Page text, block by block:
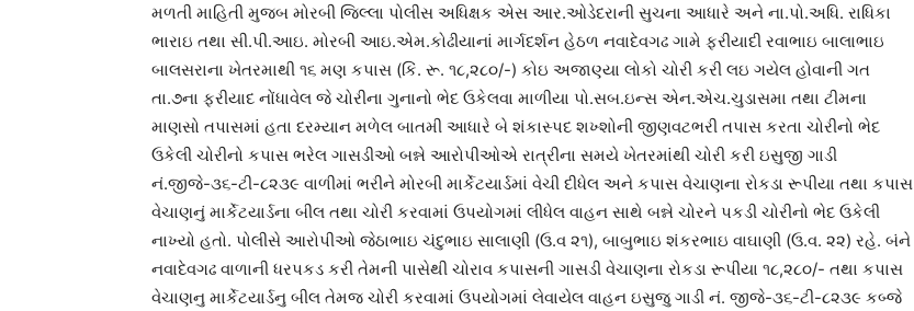
મળતી માહિતી મુજબ મોરબી જિલ્લા પોલીસ અધિક્ષક એસ આર.ઓડેદરાની સુચના આધારે અને ના.પો.અધિ. રાધિકા
ભારાઇ તથા સી.પી.આઇ. મોરબી આઇ.એમ.કોઢીયાનાં માર્ગદર્શન હેઠળ નવાદેવગઢ ગામે ફરીયાદી રવાભાઇ બાલાભાઇ
બાલસરાના ખેતરમાથી ૧૬ મણ કપાસ (કિં. રૂ. ૧૮,૨૮૦/-) કોઇ અજાણ્યા લોકો ચોરી કરી લઇ ગયેલ હોવાની ગત
તા.૭ના ફરીયાદ નોંધાવેલ જે ચોરીના ગુનાનો ભેદ ઉકેલવા માળીયા પો.સબ.ઇન્સ એન.એચ.ચુડાસમા તથા ટીમના
માણસો તપાસમાં હતા દરમ્યાન મળેલ બાતમી આધારે બે શંકાસ્પદ શખ્શોની જીણવટભરી તપાસ કરતા ચોરીનો ભેદ
ઉકેલી ચોરીનો કપાસ ભરેલ ગાસડીઓ બન્ને આરોપીઓએ રાત્રીના સમયે ખેતરમાંથી ચોરી કરી ઇસુજી ગાડી
નં.જીજે-૩૬-ટી-૮૨૩૯ વાળીમાં ભરીને મોરબી માર્કેટયાર્ડમાં વેચી દીધેલ અને કપાસ વેચાણના રોકડા રૂપીયા તથા કપાસ
વેચાણનું માર્કેટયાર્ડના બીલ તથા ચોરી કરવામાં ઉપયોગમાં લીધેલ વાહન સાથે બન્ને ચોરને પકડી ચોરીનો ભેદ ઉકેલી
નાખ્યો હતો. પોલીસે આરોપીઓ જેઠાભાઇ ચંદુભાઇ સાલાણી (ઉ.વ ૨૧), બાબુભાઇ શંકરભાઇ વાઘાણી (ઉ.વ. ૨૨) રહે. બંને
નવાદેવગઢ વાળાની ધરપકડ કરી તેમની પાસેથી ચોરાવ કપાસની ગાસડી વેચાણના રોકડા રૂપીયા ૧૮,૨૮૦/- તથા કપાસ
વેચાણનુ માર્કેટયાર્ડનુ બીલ તેમજ ચોરી કરવામાં ઉપયોગમાં લેવાયેલ વાહન ઇસુજુ ગાડી નં. જીજે-૩૬-ટી-૮૨૩૯ કબ્જે